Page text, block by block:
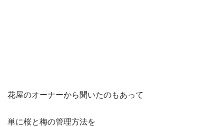
花屋のオーナーから聞いたのもあって
単に桜と梅の管理方法を